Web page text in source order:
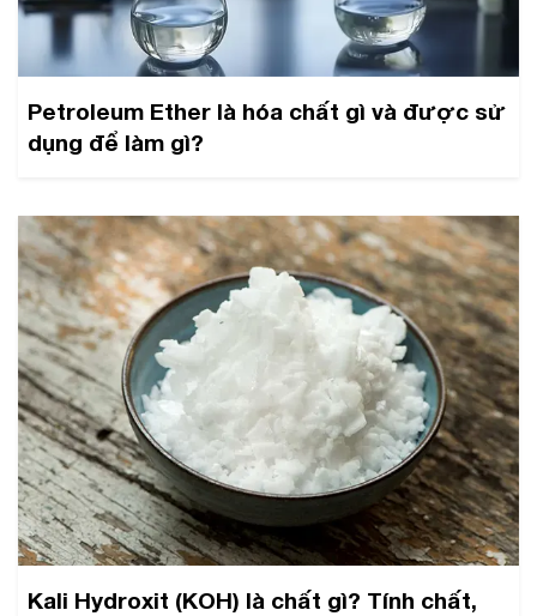
Petroleum Ether là hóa chất gì và được sử
dụng để làm gì?
Kali Hydroxit (KOH) là chất gì? Tính chất,